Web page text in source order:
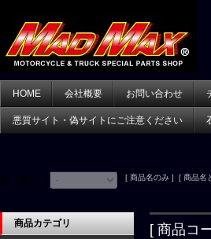
HOME 会社概要 お問い合わせ
悪質サイト・偽サイトにご注意ください
[ 商品名のみ ] [ 商品名
[ 商品コ
商品カテゴリ